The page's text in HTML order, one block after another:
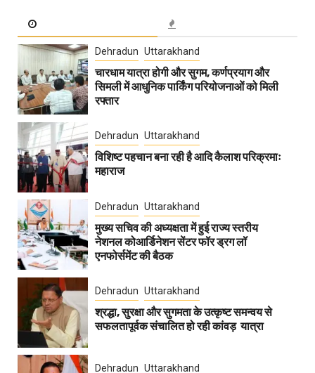
Dehradun Uttarakhand
चारधाम यात्रा होगी और सुगम, कर्णप्रयाग और
सिमली में आधुनिक पार्किंग परियोजनाओं को मिली
रफ्तार
Dehradun Uttarakhand
विशिष्ट पहचान बना रही है आदि कैलाश परिक्रमाः
महाराज
Dehradun Uttarakhand
मुख्य सचिव की अध्यक्षता में हुई राज्य स्तरीय
नेशनल कोआर्डिनेशन सेंटर फॉर ड्रग लॉ
एनफोर्समेंट की बैठक
Dehradun Uttarakhand
श्रद्धा, सुरक्षा और सुगमता के उत्कृष्ट समन्वय से
सफलतापूर्वक संचालित हो रही कांवड़ यात्रा
Dehradun Uttarakhand